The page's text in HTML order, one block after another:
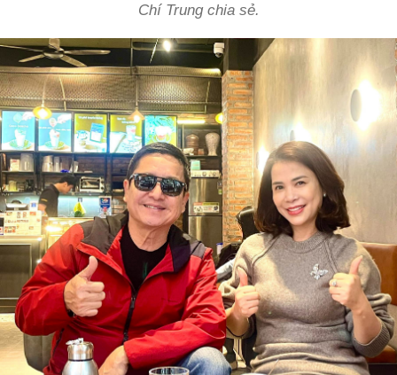
Chí Trung chia sẻ.